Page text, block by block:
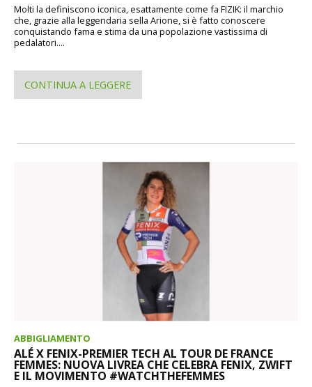
Molti la definiscono iconica, esattamente come fa FIZIK: il marchio
che, grazie alla leggendaria sella Arione, si è fatto conoscere
conquistando fama e stima da una popolazione vastissima di
pedalatori....
CONTINUA A LEGGERE
ABBIGLIAMENTO
ALÉ X FENIX-PREMIER TECH AL TOUR DE FRANCE
FEMMES: NUOVA LIVREA CHE CELEBRA FENIX, ZWIFT
E IL MOVIMENTO #WATCHTHEFEMMES